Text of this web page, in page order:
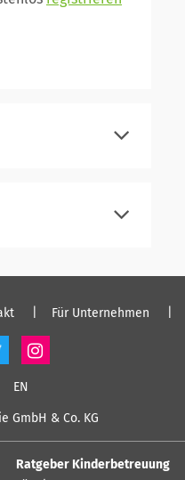
Für Unternehmen
EN
GmbH & Co. KG
Ratgeber Kinderbetreuung